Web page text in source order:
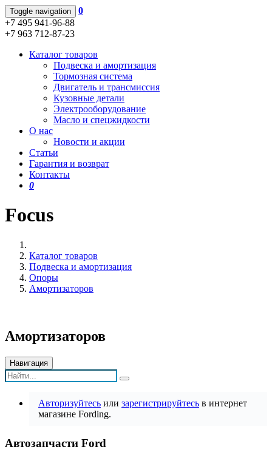
Toggle navigation
0
+7 495 941-96-88
+7 963 712-87-23
Каталог товаров
Подвеска и амортизация
Тормозная система
Двигатель и трансмиссия
Кузовные детали
Электрооборудование
Масло и спецжидкости
О нас
Новости и акции
Статьи
Гарантия и возврат
Контакты
0
Focus
Каталог товаров
Подвеска и амортизация
Опоры
Амортизаторов
Амортизаторов
Навигация
Авторизуйтесь или зарегистрируйтесь в интернет
магазине Fording.
Автозапчасти Ford